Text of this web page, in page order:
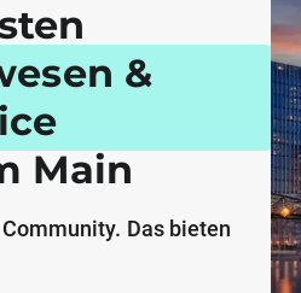
&
Main
Das bieten